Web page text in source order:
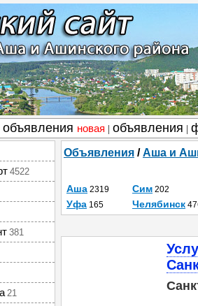
объявления новая объявления
4522
381
21
Объявления /Аша и
Аша 2319 Сим 202
Уфа 165 Челябинск